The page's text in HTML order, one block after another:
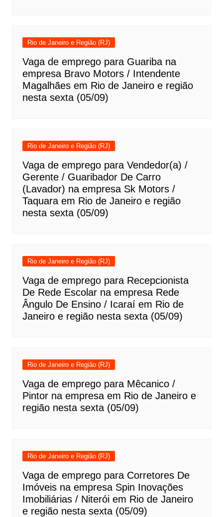
Rio de Janeiro e Região (RJ)
Vaga de emprego para Guariba na
empresa Bravo Motors / Intendente
Magalhães em Rio de Janeiro e região
nesta sexta (05/09)
Rio de Janeiro e Região (RJ)
Vaga de emprego para Vendedor(a) /
Gerente / Guaribador De Carro
(Lavador) na empresa Sk Motors /
Taquara em Rio de Janeiro e região
nesta sexta (05/09)
Rio de Janeiro e Região (RJ)
Vaga de emprego para Recepcionista
De Rede Escolar na empresa Rede
Ângulo De Ensino / Icaraí em Rio de
Janeiro e região nesta sexta (05/09)
Rio de Janeiro e Região (RJ)
Vaga de emprego para Mêcanico /
Pintor na empresa em Rio de Janeiro e
região nesta sexta (05/09)
Rio de Janeiro e Região (RJ)
Vaga de emprego para Corretores De
Imóveis na empresa Spin Inovações
Imobiliárias / Niterói em Rio de Janeiro
e região nesta sexta (05/09)